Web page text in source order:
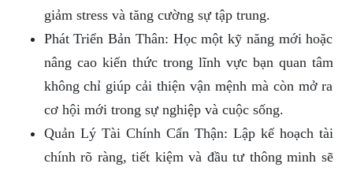
giảm stress và tăng cường sự tập trung.
Phát Triển Bản Thân: Học một kỹ năng mới hoặc
nâng cao kiến thức trong lĩnh vực bạn quan tâm
không chỉ giúp cải thiện vận mệnh mà còn mở ra
cơ hội mới trong sự nghiệp và cuộc sống.
Quản Lý Tài Chính Cẩn Thận: Lập kế hoạch tài
chính rõ ràng, tiết kiệm và đầu tư thông minh sẽ